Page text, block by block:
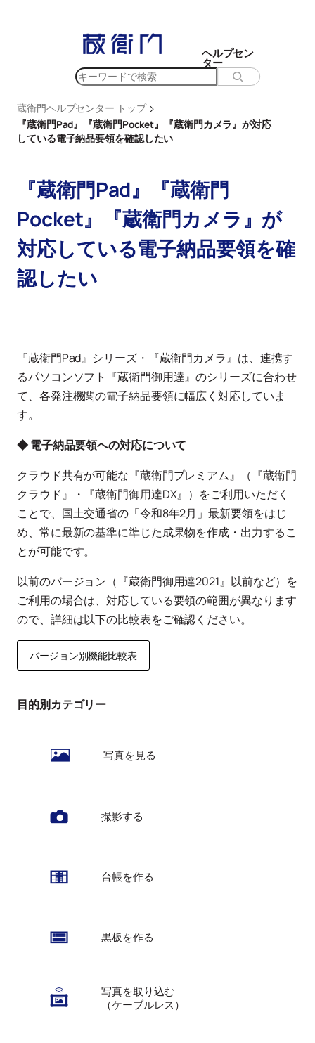
ッ
プ
ヘルプセン
ター
検
蔵衛門ヘルプセンター トップ >
『蔵衛門Pad』『蔵衛門Pocket』『蔵衛門カメラ』が対応
している電子納品要領を確認したい
目的別カテゴリー
写真を見る
撮影する
台帳を作る
黒板を作る
写真を取り込む
（ケーブルレス）
『蔵衛門Pad』『蔵衛門
Pocket』『蔵衛門カメラ』が
対応している電子納品要領を確
認したい
『蔵衛門Pad』シリーズ・『蔵衛門カメラ』は、連携す
るパソコンソフト『蔵衛門御用達』のシリーズに合わせ
て、各発注機関の電子納品要領に幅広く対応していま
す。
◆ 電子納品要領への対応について
クラウド共有が可能な『蔵衛門プレミアム』（『蔵衛門
クラウド』・『蔵衛門御用達DX』）をご利用いただく
ことで、国土交通省の「令和8年2月」最新要領をはじ
め、常に最新の基準に準じた成果物を作成・出力するこ
とが可能です。
以前のバージョン（『蔵衛門御用達2021』以前など）を
ご利用の場合は、対応している要領の範囲が異なります
ので、詳細は以下の比較表をご確認ください。
バージョン別機能比較表